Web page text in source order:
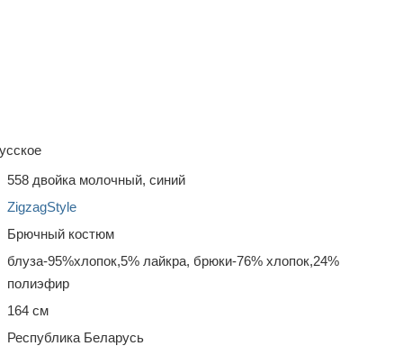
558 двойка молочный, синий
ZigzagStyle
Брючный костюм
блуза-95%хлопок,5% лайкра, брюки-76% хлопок,24%
полиэфир
164 см
Республика Беларусь